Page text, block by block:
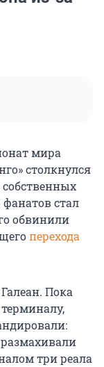
мира
столкнулся
стал
обвинили
перехода
Пока
размахивали
три реала